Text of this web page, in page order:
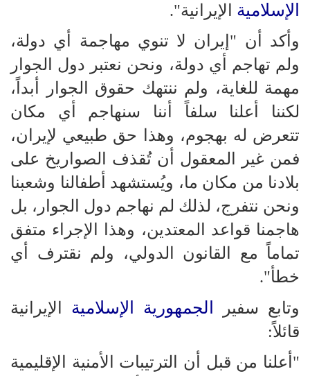
الإسلامية الإيرانية".
وأكد أن "إيران لا تنوي مهاجمة أي دولة،
ولم تهاجم أي دولة، ونحن نعتبر دول الجوار
مهمة للغاية، ولم ننتهك حقوق الجوار أبداً،
لكننا أعلنا سلفاً أننا سنهاجم أي مكان
تتعرض له بهجوم، وهذا حق طبيعي لإيران،
فمن غير المعقول أن تُقذف الصواريخ على
بلادنا من مكان ما، ويُستشهد أطفالنا وشعبنا
ونحن نتفرج، لذلك لم نهاجم دول الجوار، بل
هاجمنا قواعد المعتدين، وهذا الإجراء متفق
تماماً مع القانون الدولي، ولم نقترف أي
خطأ".
وتابع سفير
الجمهورية الإسلامية الإيرانية
قائلاً:
"أعلنا من قبل أن الترتيبات الأمنية الإقليمية